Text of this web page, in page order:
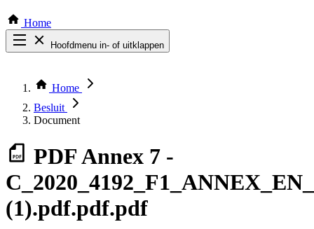
Home
Hoofdmenu in- of uitklappen
Thema COVID-19
Bekijk per bestuursorgaan
Home
Besluit
Document
PDFAnnex 7 -
(1).pdf.pdf.pdf